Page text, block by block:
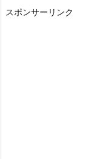
スポンサーリンク